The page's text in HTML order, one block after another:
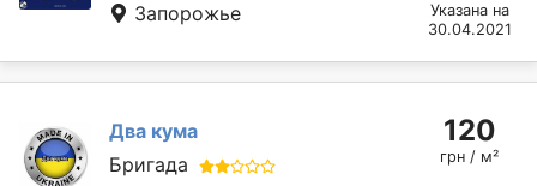
Запорожье
Указана на
30.04.2021
Два кума
Бригада
120
грн / м²